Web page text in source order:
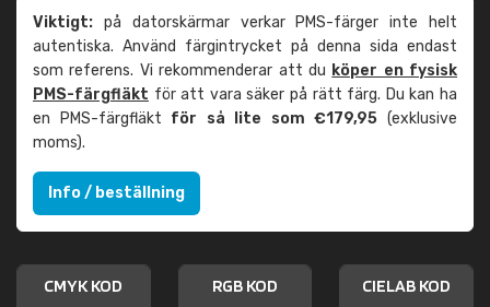
Viktigt: på datorskärmar verkar PMS-färger inte helt
autentiska. Använd färgintrycket på denna sida endast
som referens. Vi rekommenderar att du köper en fysisk
PMS-färgfläkt för att vara säker på rätt färg. Du kan ha
en PMS-färgfläkt för så lite som €179,95 (exklusive
moms).
Info / beställning
CMYK KOD RGB KOD CIELAB KOD